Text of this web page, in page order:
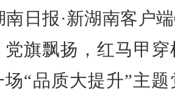
南日报·新湖南客户端
党旗飘扬，红马甲
场“品质大提升”主